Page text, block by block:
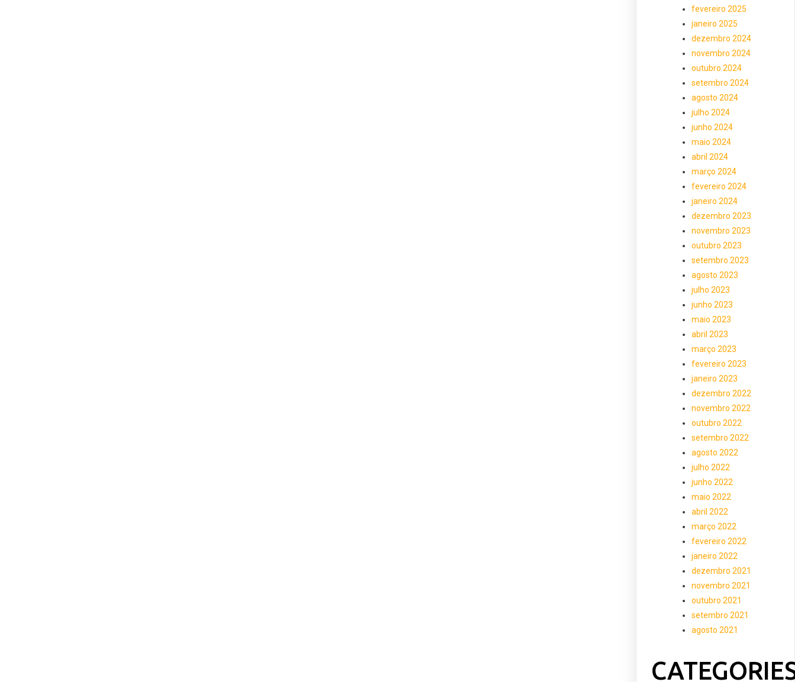
fevereiro 2025
janeiro 2025
dezembro 2024
novembro 2024
outubro 2024
setembro 2024
agosto 2024
julho 2024
junho 2024
maio 2024
abril 2024
março 2024
fevereiro 2024
janeiro 2024
dezembro 2023
novembro 2023
outubro 2023
setembro 2023
agosto 2023
julho 2023
junho 2023
maio 2023
abril 2023
março 2023
fevereiro 2023
janeiro 2023
dezembro 2022
novembro 2022
outubro 2022
setembro 2022
agosto 2022
julho 2022
junho 2022
maio 2022
abril 2022
março 2022
fevereiro 2022
janeiro 2022
dezembro 2021
novembro 2021
outubro 2021
setembro 2021
agosto 2021